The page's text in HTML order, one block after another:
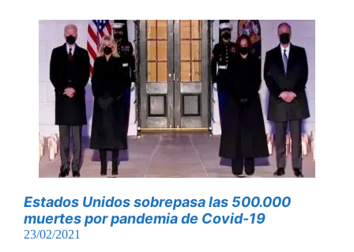
Estados Unidos sobrepasa las 500.000
muertes por pandemia de Covid-19
23/02/2021